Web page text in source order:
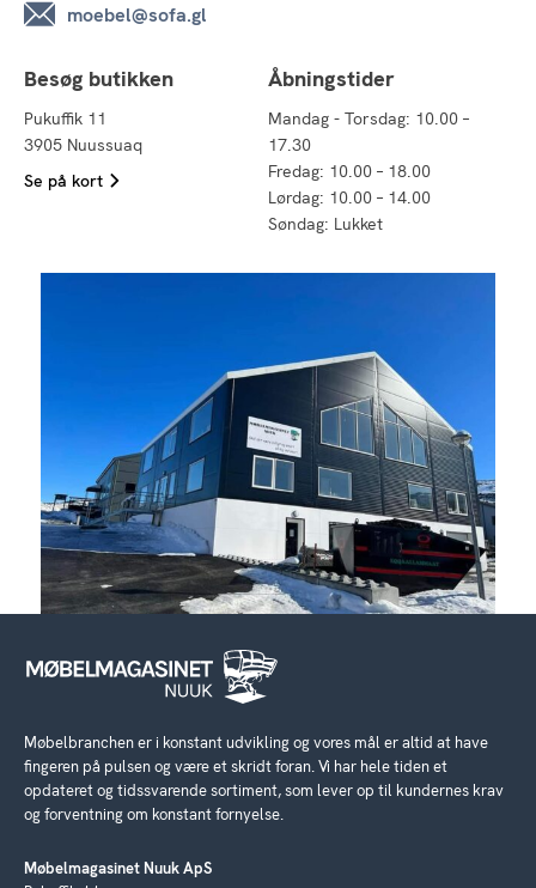
moebel@sofa.gl
Besøg butikken
Pukuffik 11
3905 Nuussuaq
Se på kort
Åbningstider
Mandag - Torsdag: 10.00 –
17.30
Fredag: 10.00 – 18.00
Lørdag: 10.00 – 14.00
Søndag: Lukket
Møbelbranchen er i konstant udvikling og vores mål er altid at have
fingeren på pulsen og være et skridt foran. Vi har hele tiden et
opdateret og tidssvarende sortiment, som lever op til kundernes krav
og forventning om konstant fornyelse.
Møbelmagasinet Nuuk ApS